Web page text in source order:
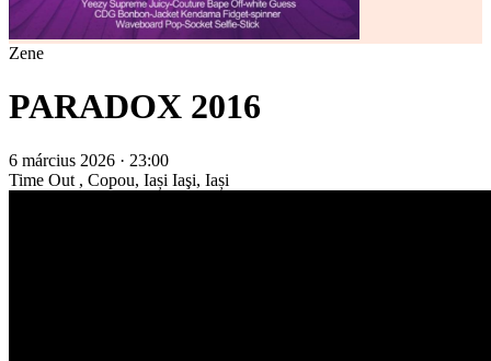
Zene
PARADOX 2016
6 március 2026 · 23:00
Time Out , Copou, Iași Iaşi, Iași